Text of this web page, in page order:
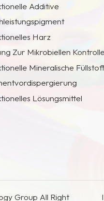
Additive
Harz
Zur Mikrobiellen Kontrolle
Mineralische
Lösungsmittel
Group All Right